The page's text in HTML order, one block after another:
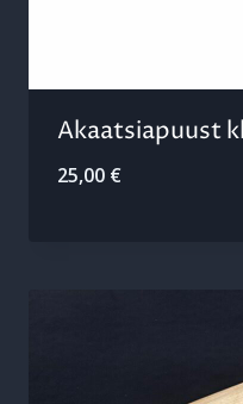
Akaatsiapuust
25,00 €